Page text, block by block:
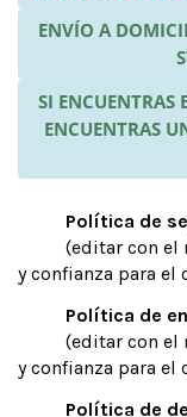
ENVÍO A
SI ENCUENTRAS
ENCUENTRAS
Política de
(editar con el
y confianza para el
Política de
(editar con el
y confianza para el
Política de